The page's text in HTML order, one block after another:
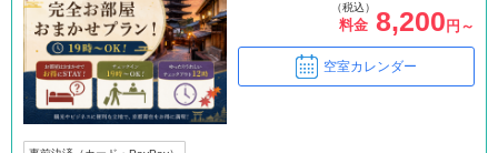
（税込）
料金 8,200 円～
空室カレンダー